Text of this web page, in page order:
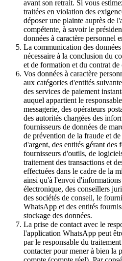
avant son retrait. Si vous
traitées en violation des
déposer une plainte auprès de
compétente, à savoir le
données à caractère personnel
La communication des
nécessaire à la conclusion du
et de formation et du contrat de
Vos données à caractère
aux catégories d'entités
des services de paiement
auquel appartient le
messagerie, des opérateurs
des autorités chargées des
fournisseurs de données de
de prévention de la fraude et
d'argent, des entités gérant des
fournisseurs d'outils, de
traitement des transactions et
effectuées dans le cadre de la
ainsi qu'à l'envoi
électronique, des conseillers
des sociétés de conseil, le
WhatsApp et des entités
stockage des données.
La prise de contact avec le
l'application WhatsApp peut
par le responsable du
contacter pour mener à bien la